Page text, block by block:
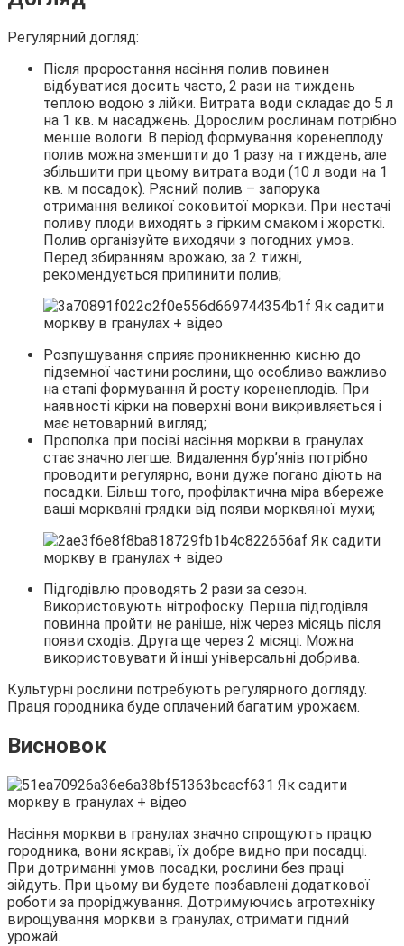
Регулярний догляд:
Після проростання насіння полив повинен
відбуватися досить часто, 2 рази на тиждень
теплою водою з лійки. Витрата води складає до 5 л
на 1 кв. м насаджень. Дорослим рослинам потрібно
менше вологи. В період формування коренеплоду
полив можна зменшити до 1 разу на тиждень, але
збільшити при цьому витрата води (10 л води на 1
кв. м посадок). Рясний полив – запорука
отримання великої соковитої моркви. При нестачі
поливу плоди виходять з гірким смаком і жорсткі.
Полив організуйте виходячи з погодних умов.
Перед збиранням врожаю, за 2 тижні,
рекомендується припинити полив;
Розпушування сприяє проникненню кисню до
підземної частини рослини, що особливо важливо
на етапі формування й росту коренеплодів. При
наявності кірки на поверхні вони викривляється і
має нетоварний вигляд;
Прополка при посіві насіння моркви в гранулах
стає значно легше. Видалення бур’янів потрібно
проводити регулярно, вони дуже погано діють на
посадки. Більш того, профілактична міра вбереже
ваші морквяні грядки від появи морквяної мухи;
Підгодівлю проводять 2 рази за сезон.
Використовують нітрофоску. Перша підгодівля
повинна пройти не раніше, ніж через місяць після
появи сходів. Друга ще через 2 місяці. Можна
використовувати й інші універсальні добрива.
Культурні рослини потребують регулярного догляду.
Праця городника буде оплачений багатим урожаєм.
Висновок
Насіння моркви в гранулах значно спрощують працю
городника, вони яскраві, їх добре видно при посадці.
При дотриманні умов посадки, рослини без праці
зійдуть. При цьому ви будете позбавлені додаткової
роботи за проріджування. Дотримуючись агротехніку
вирощування моркви в гранулах, отримати гідний
урожай.